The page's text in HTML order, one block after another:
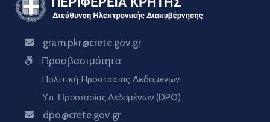
gram.pkr@crete.gov.gr
Προσβασιμότητα
Πολιτική Προστασίας Δεδομένων
Υπ. Προστασίας Δεδομένων (DPO)
dpo@crete.gov.gr